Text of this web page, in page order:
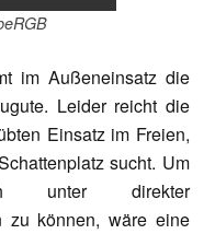
im Außeneinsatz die
Leider reicht die
Einsatz im Freien,
sucht. Um
unter direkter
zu können, wäre eine